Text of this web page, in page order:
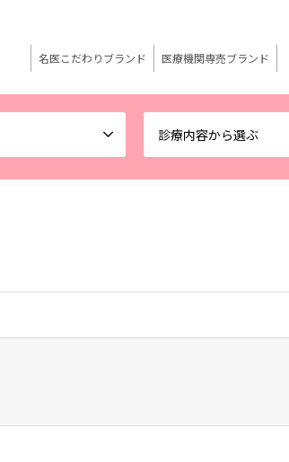
診療内容から選ぶ
名医こだわりブランド 医療機関専売ブランド